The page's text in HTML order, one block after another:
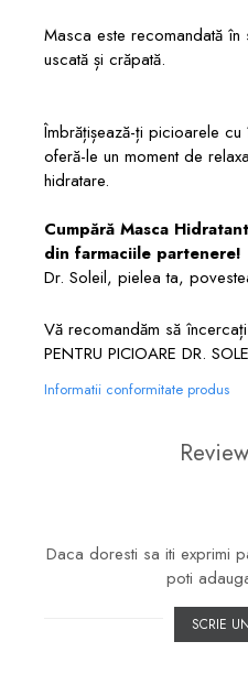
Masca este recomandată
uscată și crăpată.
Îmbrățișează-ți picioarele
oferă-le un moment de
hidratare.
Cumpără Masca
din farmaciile partenere!
Dr. Soleil, pielea ta,
Vă recomandăm să
PENTRU PICIOARE DR.
Informatii conformitate produs
Daca doresti sa iti exprimi
poti
SCRIE